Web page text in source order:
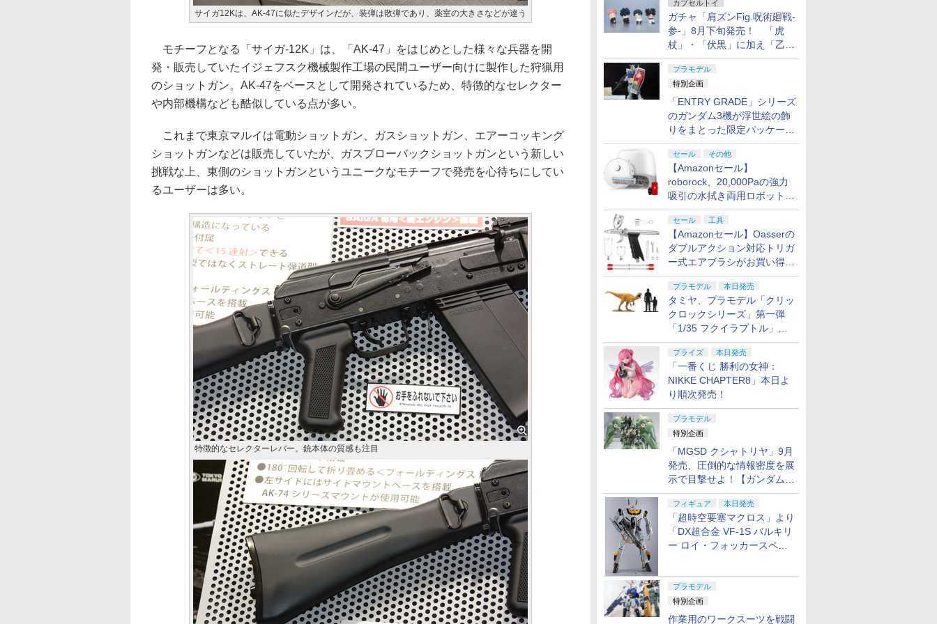
カプセルトイ
ガチャ「肩ズンFig.呪術廻戦-
参-」8月下旬発売！ 「虎
杖」・「伏黒」に加え「乙
骨」・「脹相」がラインナッ
プ
プラモデル
特別企画
「ENTRY GRADE」シリーズ
のガンダム3機が浮世絵の飾
りをまとった限定パッケージ
で8月29日に発売！ お土産
にもピッタリ!?【ガンダムベ
ース撮り下ろし】
セール その他
【Amazonセール】
roborock、20,000Paの強力
吸引の水拭き両用ロボット掃
除機「Qrevo Curv 2 Flow」
がお買い得！
セール 工具
【Amazonセール】Oasserの
ダブルアクション対応トリガ
ー式エアブラシがお買い得価
格で登場！
プラモデル 本日発売
タミヤ、プラモデル「クリッ
クロックシリーズ」第一弾
「1/35 フクイラプトル」本
日発売！
プライズ 本日発売
「一番くじ 勝利の女神：
NIKKE CHAPTER8」本日よ
り順次発売！
プラモデル
特別企画
「MGSD クシャトリヤ」9月
発売、圧倒的な情報密度を展
示で目撃せよ！【ガンダムベ
ース撮り下ろし】
フィギュア 本日発売
「超時空要塞マクロス」より
「DX超合金 VF-1S バルキリ
ー ロイ・フォッカースペシ
プラモデル
特別企画
作業用のワークスーツを戦闘
サイガ12Kは、AK-47に似たデザインだが、装弾は散弾であり、薬室の大きさなどが違う
モチーフとなる「サイガ-12K」は、「AK-47」をはじめとした様々な兵器を開
発・販売していたイジェフスク機械製作工場の民間ユーザー向けに製作した狩猟用
のショットガン。AK-47をベースとして開発されているため、特徴的なセレクター
や内部機構なども酷似している点が多い。
これまで東京マルイは電動ショットガン、ガスショットガン、エアーコッキング
ショットガンなどは販売していたが、ガスブローバックショットガンという新しい
挑戦な上、東側のショットガンというユニークなモチーフで発売を心待ちにしてい
るユーザーは多い。
特徴的なセレクターレバー。銃本体の質感も注目